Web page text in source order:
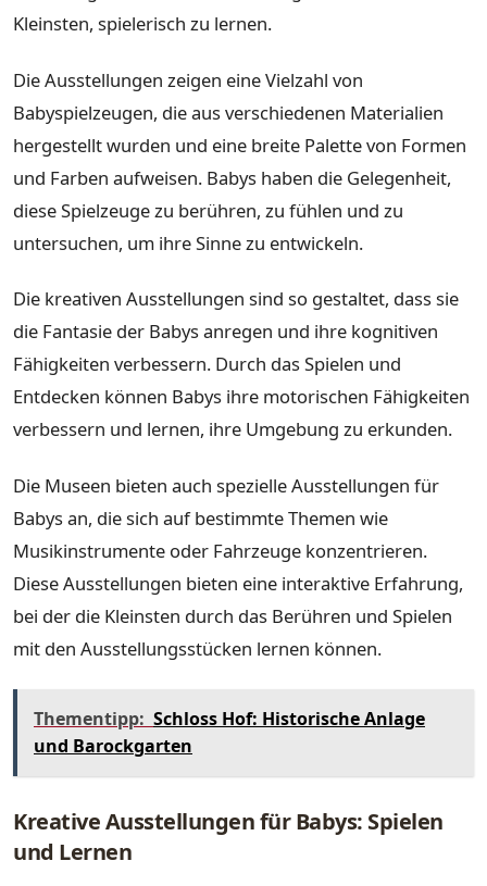
Kleinsten, spielerisch zu lernen.
Die Ausstellungen zeigen eine Vielzahl von
Babyspielzeugen, die aus verschiedenen Materialien
hergestellt wurden und eine breite Palette von Formen
und Farben aufweisen. Babys haben die Gelegenheit,
diese Spielzeuge zu berühren, zu fühlen und zu
untersuchen, um ihre Sinne zu entwickeln.
Die kreativen Ausstellungen sind so gestaltet, dass sie
die Fantasie der Babys anregen und ihre kognitiven
Fähigkeiten verbessern. Durch das Spielen und
Entdecken können Babys ihre motorischen Fähigkeiten
verbessern und lernen, ihre Umgebung zu erkunden.
Die Museen bieten auch spezielle Ausstellungen für
Babys an, die sich auf bestimmte Themen wie
Musikinstrumente oder Fahrzeuge konzentrieren.
Diese Ausstellungen bieten eine interaktive Erfahrung,
bei der die Kleinsten durch das Berühren und Spielen
mit den Ausstellungsstücken lernen können.
Thementipp: Schloss Hof: Historische Anlage
und Barockgarten
Kreative Ausstellungen für Babys: Spielen
und Lernen